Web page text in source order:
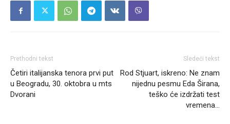
Prethodni tekst
Četiri italijanska tenora prvi put
u Beogradu, 30. oktobra u mts
Dvorani
Sledeći tekst
Rod Stjuart, iskreno: Ne znam
nijednu pesmu Eda Širana,
teško će izdržati test
vremena…